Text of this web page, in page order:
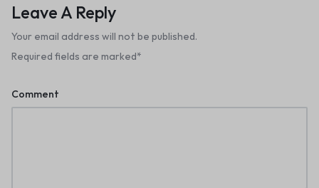
Leave A Reply
Your email address will not be published.
Required fields are marked*
Comment